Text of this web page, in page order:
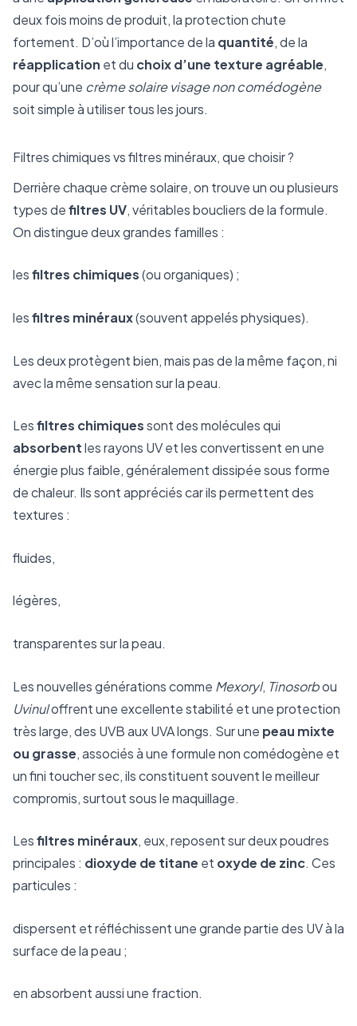
deux fois moins de produit, la protection chute
fortement. D’où l’importance de la quantité, de la
réapplication et du choix d’une texture agréable,
pour qu’une crème solaire visage non comédogène
soit simple à utiliser tous les jours.
Filtres chimiques vs filtres minéraux, que choisir ?
Derrière chaque crème solaire, on trouve un ou plusieurs
types defiltres UV, véritables boucliers de la formule.
On distingue deux grandes familles :
lesfiltres chimiques(ou organiques) ;
lesfiltres minéraux(souvent appelés physiques).
Les deux protègent bien, mais pas de la même façon, ni
avec la même sensation sur la peau.
Lesfiltres chimiquessont des molécules qui
absorbentles rayons UV et les convertissent en une
énergie plus faible, généralement dissipée sous forme
de chaleur. Ils sont appréciés car ils permettent des
textures :
fluides,
légères,
transparentes sur la peau.
Les nouvelles générations comme Mexoryl, Tinosorbou
Uvinuloffrent une excellente stabilité et une protection
très large, des UVB aux UVA longs. Sur une peau mixte
ou grasse, associés à une formule non comédogène et
un fini toucher sec, ils constituent souvent le meilleur
compromis, surtout sous le maquillage.
Lesfiltres minéraux, eux, reposent sur deux poudres
principales : dioxyde de titane et oxyde de zinc. Ces
particules :
dispersent et réfléchissent une grande partie des UV à la
surface de la peau ;
en absorbent aussi une fraction.